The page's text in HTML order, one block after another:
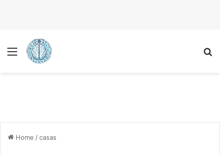
Menu
Home /casas